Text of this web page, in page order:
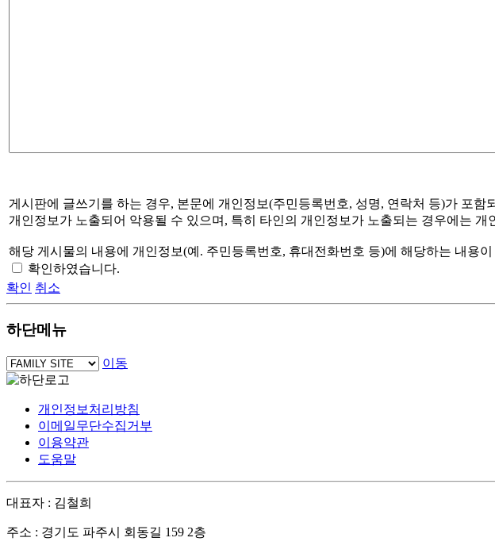
게시판에 글쓰기를 하는 경우, 본문에 개인정보(주민등록번호, 성명, 연락처 등)가 포
개인정보가 노출되어 악용될 수 있으며, 특히 타인의 개인정보가 노출되는 경우에는
해당 게시물의 내용에 개인정보(예. 주민등록번호, 휴대전화번호 등)에 해당하는 내용
확인하였습니다.
확인 취소
하단메뉴
이동
개인정보처리방침
이메일무단수집거부
이용약관
도움말
대표자 : 김철희
주소 : 경기도 파주시 회동길 159 2층